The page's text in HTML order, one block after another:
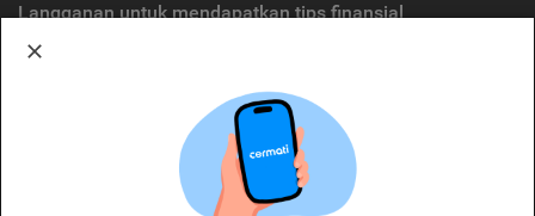
Langganan untuk mendapatkan tips finansial
Cermati merupakan penyelenggara agregasi jasa keuangan yang terdaftar di
OJK. Oleh karena itu, produk dan/atau layanan jasa keuangan yang
ditawarkan bukan merupakan produk dan/atau layanan jasa keuangan yang
diterbitkan oleh Cermati dan Cermati tidak bertanggung jawab atas tuntutan